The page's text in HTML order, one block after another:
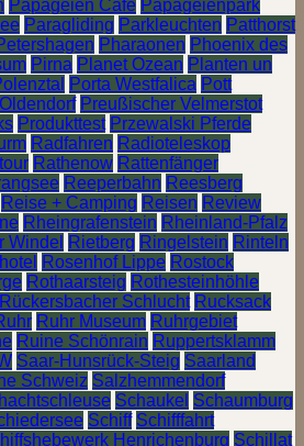
Papageien Café Papageienpark
Paragliding Parkleuchten Patthorst
Pharaonen Phoenix des
Pirna Planet Ozean Planten un
Porta Westfalica Pott
Preußischer Velmerstot
Produkttest Przewalski Pferde
Radfahren Radioteleskop
Rathenow Rattenfänger
Reeperbahn Reesberg
Reise + Camping Reisen Review
Rheingrafenstein Rheinland-Pfalz
Windel Rietberg Ringelstein Rinteln
Rosenhof Lippe Rostock
Rothaarsteig Rothesteinhöhle
Rückersbacher Schlucht Rucksack
Ruhr Museum Ruhrgebiet
Ruine Schönrain Ruppertsklamm
Saar-Hunsrück-Steig Saarland
Schweiz Salzhemmendorf
Schaukel Schaumburg
Schiff Schifffahrt
Henrichenburg Schillat